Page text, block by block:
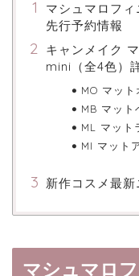
マシュマロフ
先行予約情報
キャンメイク
mini（全4色）
MO マット
MB マット
ML マット
MI マット
新作コスメ最新
マシュマロ